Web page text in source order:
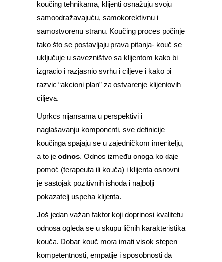
koučing tehnikama, klijenti osnažuju svoju
samoodražavajuću, samokorektivnu i
samostvorenu stranu. Koučing proces počinje
tako što se postavljaju prava pitanja- kouč se
uključuje u savezništvo sa klijentom kako bi
izgradio i razjasnio svrhu i ciljeve i kako bi
razvio “akcioni plan” za ostvarenje klijentovih
ciljeva.
Uprkos nijansama u perspektivi i
naglašavanju komponenti, sve definicije
koučinga spajaju se u zajedničkom imenitelju,
a to je odnos. Odnos između onoga ko daje
pomoć (terapeuta ili kouča) i klijenta osnovni
je sastojak pozitivnih ishoda i najbolji
pokazatelj uspeha klijenta.
Još jedan važan faktor koji doprinosi kvalitetu
odnosa ogleda se u skupu ličnih karakteristika
kouča. Dobar kouč mora imati visok stepen
kompetentnosti, empatije i sposobnosti da